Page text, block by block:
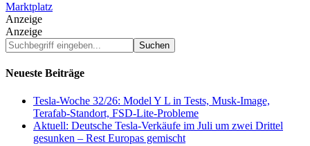
Marktplatz
Anzeige
Anzeige
Suchbegriff
eingeben...
Neueste Beiträge
Tesla-Woche 32/26: Model Y L in Tests, Musk-Image,
Terafab-Standort, FSD-Lite-Probleme
Aktuell: Deutsche Tesla-Verkäufe im Juli um zwei Drittel
gesunken – Rest Europas gemischt